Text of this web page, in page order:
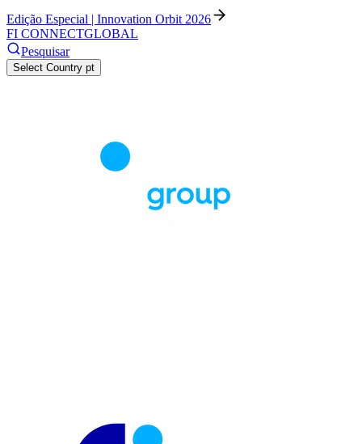
Edição Especial | Innovation Orbit 2026
FI CONNECTGLOBAL
Pesquisar
Select Country pt